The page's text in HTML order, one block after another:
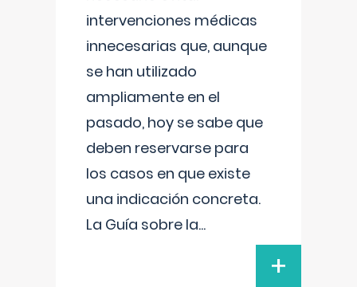
intervenciones médicas
innecesarias que, aunque
se han utilizado
ampliamente en el
pasado, hoy se sabe que
deben reservarse para
los casos en que existe
una indicación concreta.
La Guía sobre la...
+